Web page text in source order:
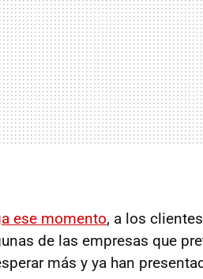
ese momento, a los
de las empresas que
más y ya han